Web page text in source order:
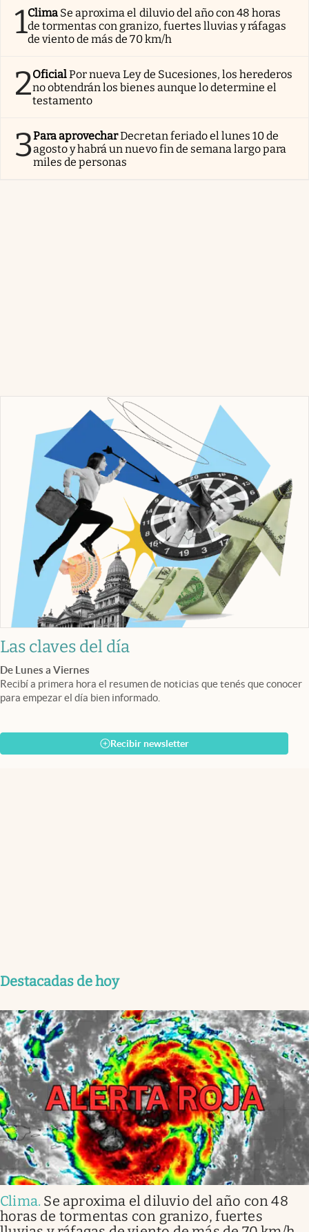
1Clima Se aproxima el diluvio del año con 48 horas
de tormentas con granizo, fuertes lluvias y ráfagas
de viento de más de 70 km/h
2OficialPor nueva Ley de Sucesiones, los herederos
no obtendrán los bienes aunque lo determine el
testamento
3Para aprovecharDecretan feriado el lunes 10 de
agosto y habrá un nuevo fin de semana largo para
miles de personas
Las claves del día
De Lunes a Viernes
Recibí a primera hora el resumen de noticias que tenés que conocer
para empezar el día bien informado.
Recibir newsletter
Destacadas de hoy
Clima. Se aproxima el diluvio del año con 48
horas de tormentas con granizo, fuertes